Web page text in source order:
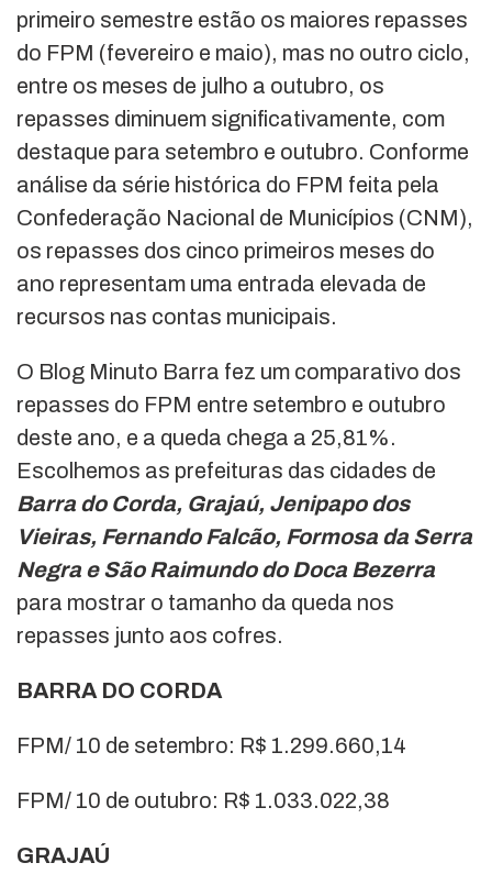
primeiro semestre estão os maiores repasses
do FPM (fevereiro e maio), mas no outro ciclo,
entre os meses de julho a outubro, os
repasses diminuem significativamente, com
destaque para setembro e outubro. Conforme
análise da série histórica do FPM feita pela
Confederação Nacional de Municípios (CNM),
os repasses dos cinco primeiros meses do
ano representam uma entrada elevada de
recursos nas contas municipais.
O Blog Minuto Barra fez um comparativo dos
repasses do FPM entre setembro e outubro
deste ano, e a queda chega a 25,81%.
Escolhemos as prefeituras das cidades de
Barra do Corda, Grajaú, Jenipapo dos
Vieiras, Fernando Falcão, Formosa da Serra
Negra e São Raimundo do Doca Bezerra
para mostrar o tamanho da queda nos
repasses junto aos cofres.
BARRA DO CORDA
FPM/ 10 de setembro: R$ 1.299.660,14
FPM/ 10 de outubro: R$ 1.033.022,38
GRAJAÚ